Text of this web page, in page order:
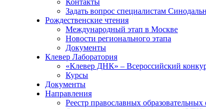
Контакты
Задать вопрос специалистам
Рождественские чтения
Международный этап в Москве
Новости регионального этапа
Документы
Клевер Лаборатория
«Клевер ДНК» – Всероссийский
Курсы
Документы
Направления
Реестр православных образовательных